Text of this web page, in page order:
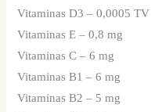
Vitaminas D3 – 0,0005 TV
Vitaminas E – 0,8 mg
Vitaminas C – 6 mg
Vitaminas B1 – 6 mg
Vitaminas B2 – 5 mg